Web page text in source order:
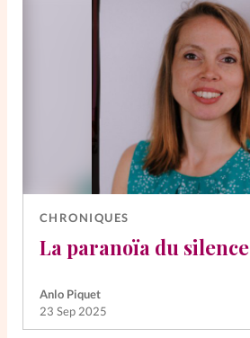
CHRONIQUES
La paranoïa du silence
Anlo Piquet
23 Sep 2025